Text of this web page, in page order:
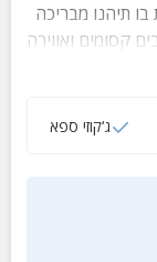
תיהנו מבריכה
קסומים ואווירה
ג‘קוזי ספא